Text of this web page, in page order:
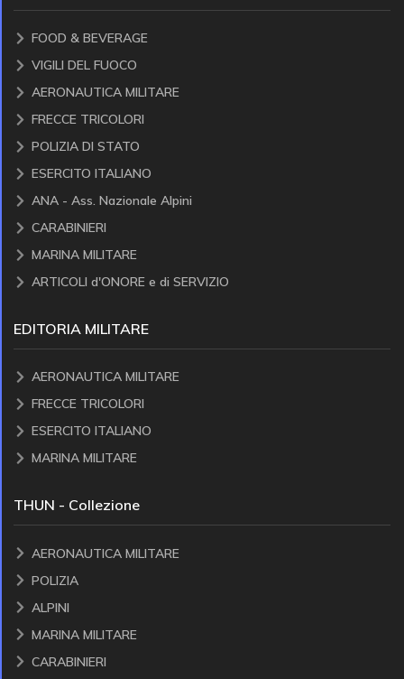
FOOD & BEVERAGE
VIGILI DEL FUOCO
AERONAUTICA MILITARE
FRECCE TRICOLORI
POLIZIA DI STATO
ESERCITO ITALIANO
ANA - Ass. Nazionale Alpini
CARABINIERI
MARINA MILITARE
ARTICOLI d'ONORE e di SERVIZIO
EDITORIA MILITARE
AERONAUTICA MILITARE
FRECCE TRICOLORI
ESERCITO ITALIANO
MARINA MILITARE
THUN - Collezione
AERONAUTICA MILITARE
POLIZIA
ALPINI
MARINA MILITARE
CARABINIERI